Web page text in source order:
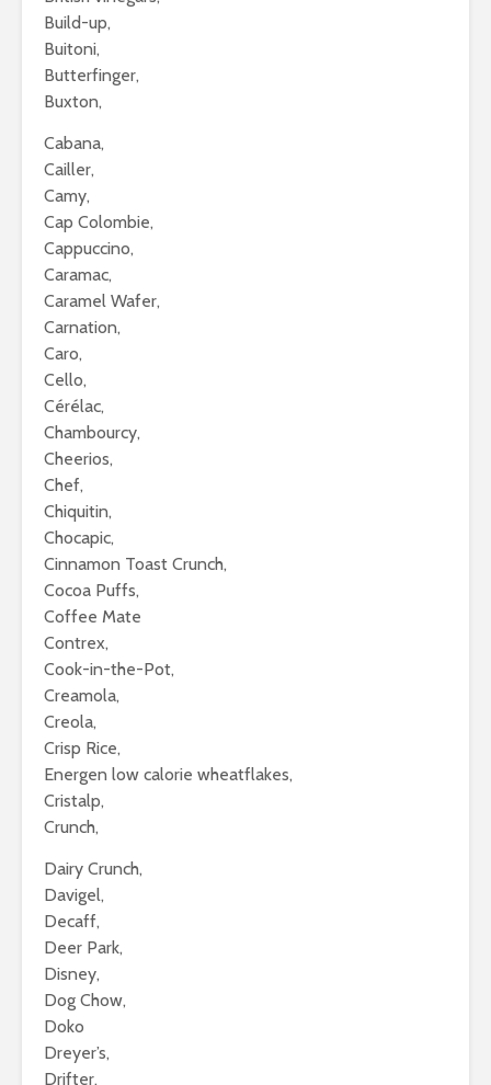
Build-up,
Buitoni,
Butterfinger,
Buxton,
Cabana,
Cailler,
Camy,
Cap Colombie,
Cappuccino,
Caramac,
Caramel Wafer,
Carnation,
Caro,
Cello,
Cérélac,
Chambourcy,
Cheerios,
Chef,
Chiquitin,
Chocapic,
Cinnamon Toast Crunch,
Cocoa Puffs,
Coffee Mate
Contrex,
Cook-in-the-Pot,
Creamola,
Creola,
Crisp Rice,
Energen low calorie wheatflakes,
Cristalp,
Crunch,
Dairy Crunch,
Davigel,
Decaff,
Deer Park,
Disney,
Dog Chow,
Doko
Dreyer’s,
Drifter,